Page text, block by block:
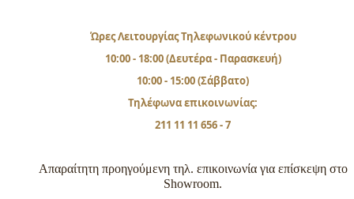
Ώρες Λειτουργίας Τηλεφωνικού κέντρου
10:00 - 18:00 (Δευτέρα - Παρασκευή)
10:00 - 15:00 (Σάββατο)
Τηλέφωνα επικοινωνίας:
211 11 11 656 - 7
Απαραίτητη προηγούμενη τηλ. επικοινωνία για επίσκεψη στο
Showroom.